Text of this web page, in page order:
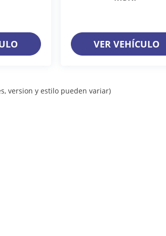
VER VEHÍCULO
version y estilo pueden variar)